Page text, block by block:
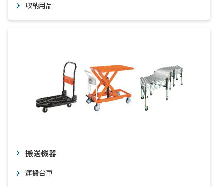
収納用品
搬送機器
運搬台車